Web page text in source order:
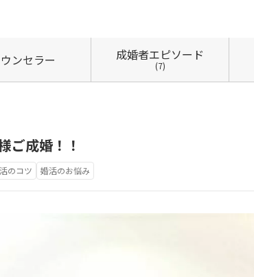
ンセラー 成婚者エピソード
(7)
ご成婚！！
のコツ 婚活のお悩み